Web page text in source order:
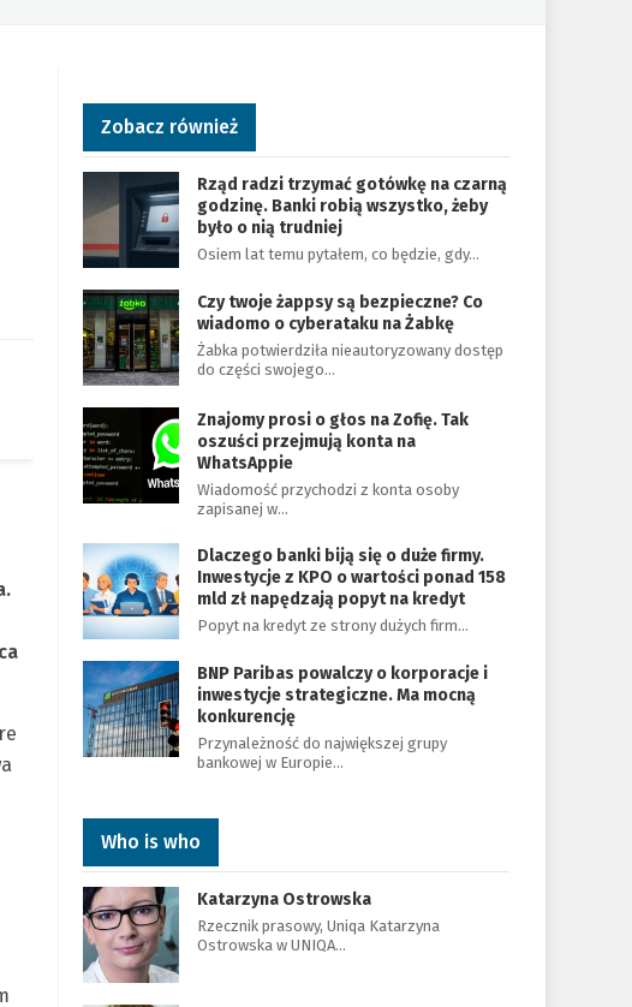
Zobacz również
Rząd radzi trzymać gotówkę na czarną
godzinę. Banki robią wszystko, żeby
było o nią trudniej
Osiem lat temu pytałem, co będzie, gdy…
Czy twoje żappsy są bezpieczne? Co
wiadomo o cyberataku na Żabkę
Żabka potwierdziła nieautoryzowany dostęp
do części swojego…
Znajomy prosi o głos na Zofię. Tak
oszuści przejmują konta na
WhatsAppie
Wiadomość przychodzi z konta osoby
zapisanej w…
Dlaczego banki biją się o duże firmy.
Inwestycje z KPO o wartości ponad 158
mld zł napędzają popyt na kredyt
Popyt na kredyt ze strony dużych firm…
BNP Paribas powalczy o korporacje i
inwestycje strategiczne. Ma mocną
konkurencję
Przynależność do największej grupy
bankowej w Europie…
Who is who
Katarzyna Ostrowska
Rzecznik prasowy, Uniqa Katarzyna
Ostrowska w UNIQA…